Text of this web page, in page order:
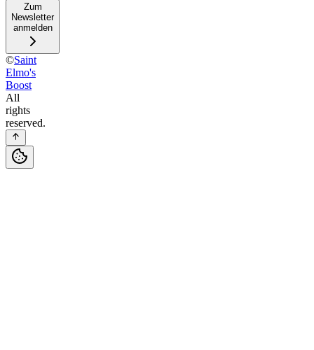
Zum
Newsletter
anmelden
©Saint
Elmo's
Boost
All
rights
reserved.